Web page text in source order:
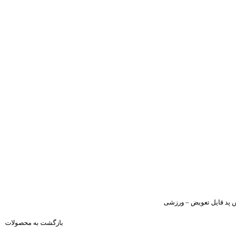
پد قایل تعویض – ورزشی
بازگشت به محصولات